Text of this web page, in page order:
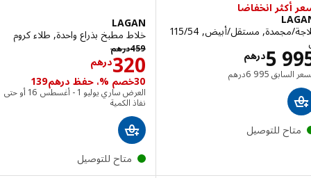
انخفاضا
ثلاجة/مجمدة, مستقل/أبيض, ‎115/54
درهم 5 الاسعار درهم 5995
السابق درهم6 995 السعر السابق درهم 6995
للتوصيل
LAGAN
خلاط مطبخ بذراع واحدة, طلاء كروم
درهم459 درهم 459
درهم320 الاسعار درهم
العرض ساري يوليو 1 - أغسطس 16 أو حتى
نفاذ الكمية
متاح للتوصيل